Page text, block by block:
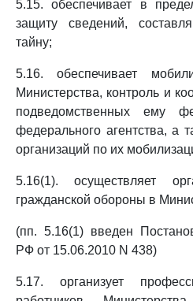
5.15. обеспечивает в
защиту сведений,
тайну;
5.16. обеспечивает
Министерства, контроль и
подведомственных ему
федерального агентства, а
организаций по их
5.16(1). осуществляет
гражданской обороны в
(пп. 5.16(1) введен
РФ от 15.06.2010 N 438)
5.17. организует